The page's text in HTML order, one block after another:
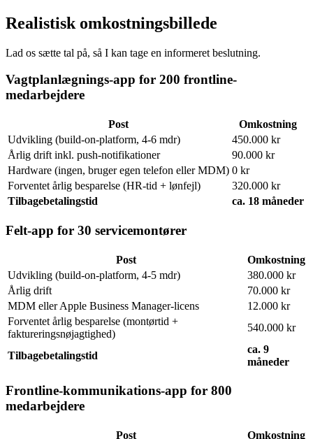
Realistisk omkostningsbillede
Lad os sætte tal på, så I kan tage en informeret beslutning.
Vagtplanlægnings-app for 200 frontline-
medarbejdere
Post
Omkostning
Udvikling (build-on-platform, 4-6 mdr)
450.000 kr
Årlig drift inkl. push-notifikationer
90.000 kr
Hardware (ingen, bruger egen telefon eller MDM) 0 kr
Forventet årlig besparelse (HR-tid + lønfejl)
320.000 kr
Tilbagebetalingstid
ca. 18 måneder
Felt-app for 30 servicemontører
Post
Omkostning
Udvikling (build-on-platform, 4-5 mdr)
380.000 kr
Årlig drift
70.000 kr
MDM eller Apple Business Manager-licens
12.000 kr
Forventet årlig besparelse (montørtid +
faktureringsnøjagtighed)
540.000 kr
Tilbagebetalingstid
ca. 9
måneder
Frontline-kommunikations-app for 800
medarbejdere
Post Omkostning